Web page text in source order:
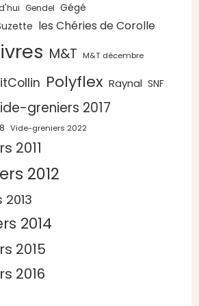
Gendel Gégé
les Chéries de Corolle
M&T M&T décembre
Polyflex Raynal SNF
greniers 2017
Vide-greniers 2022
2011
2012
2014
2015
2016